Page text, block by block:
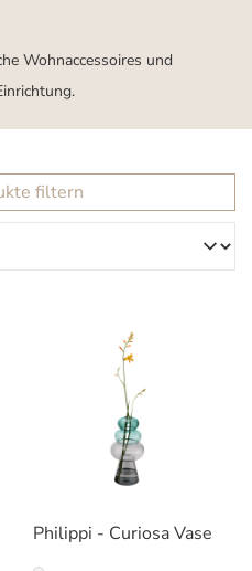
Wohnaccessoires und
filtern
Philippi - Curiosa Vase